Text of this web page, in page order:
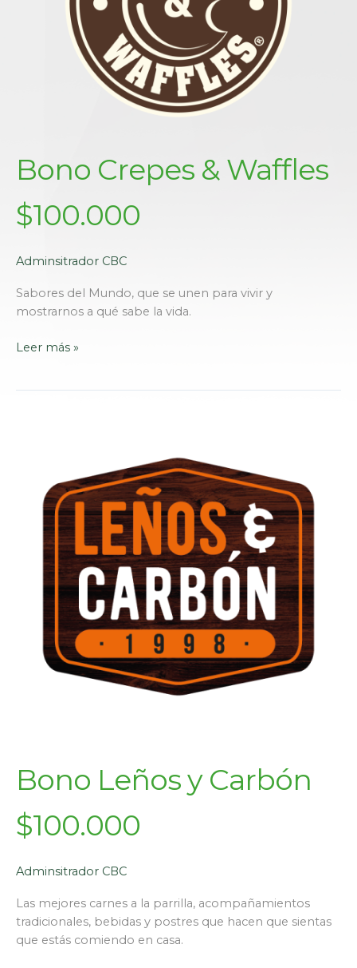
Bono Crepes & Waffles
$100.000
Adminsitrador CBC
Sabores del Mundo, que se unen para vivir y
mostrarnos a qué sabe la vida.
Leer más »
Bono Leños y Carbón
$100.000
Adminsitrador CBC
Las mejores carnes a la parrilla, acompañamientos
tradicionales, bebidas y postres que hacen que sientas
que estás comiendo en casa.